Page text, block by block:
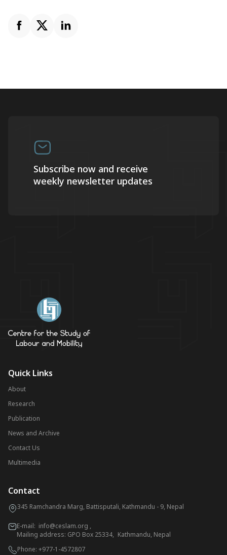
Subscribe now and receive
weekly newsletter updates
Quick Links
About
Research
Publication
News and Archive
Contact Us
Multimedia
Contact
345 Ramchandra Marg, Battisputali, Kathmandu - 9, Nepal
E-mail: info@ceslam.org ,
Mailing address: GPO Box 25334, Kathmandu, Nepal
Phone: +977-1-4572807